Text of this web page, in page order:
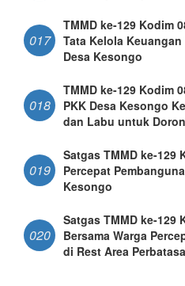
017
TMMD ke-129 Kodim
Tata Kelola
Desa Kesongo
018
TMMD ke-129 Kodim
PKK Desa Kesongo
dan Labu untuk
019
Satgas TMMD ke-129
Percepat
Kesongo
020
Satgas TMMD ke-129
Bersama Warga
di Rest Area